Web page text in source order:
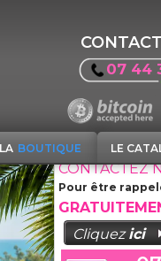
07 44
LA BOUTIQUE LE
CONTACTEZ
Pour être
Cliquezici